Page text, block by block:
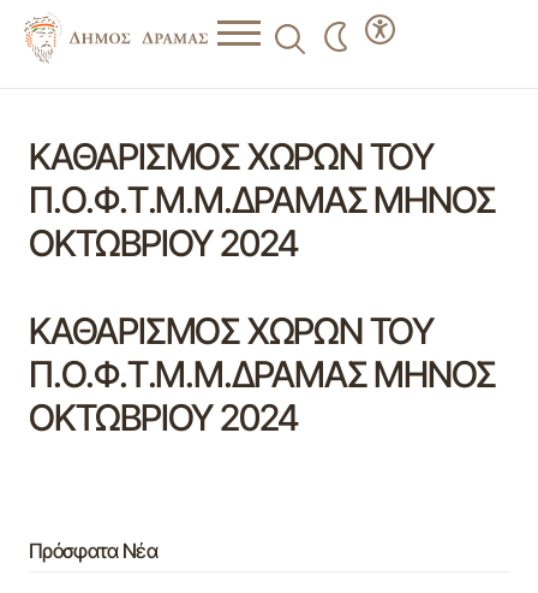
ΚΑΘΑΡΙΣΜΟΣ ΧΩΡΩΝ ΤΟΥ
Π.Ο.Φ.Τ.Μ.Μ.ΔΡΑΜΑΣ ΜΗΝΟΣ
ΟΚΤΩΒΡΙΟΥ 2024
ΚΑΘΑΡΙΣΜΟΣ ΧΩΡΩΝ ΤΟΥ
Π.Ο.Φ.Τ.Μ.Μ.ΔΡΑΜΑΣ ΜΗΝΟΣ
ΟΚΤΩΒΡΙΟΥ 2024
Πρόσφατα Νέα